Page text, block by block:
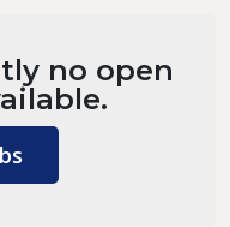
no open